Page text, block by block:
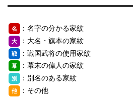
名 ：名字の分かる家紋
大 ：大名・旗本の家紋
戦 ：戦国武将の使用家紋
幕 ：幕末の偉人の家紋
別 ：別名のある家紋
他 ：その他